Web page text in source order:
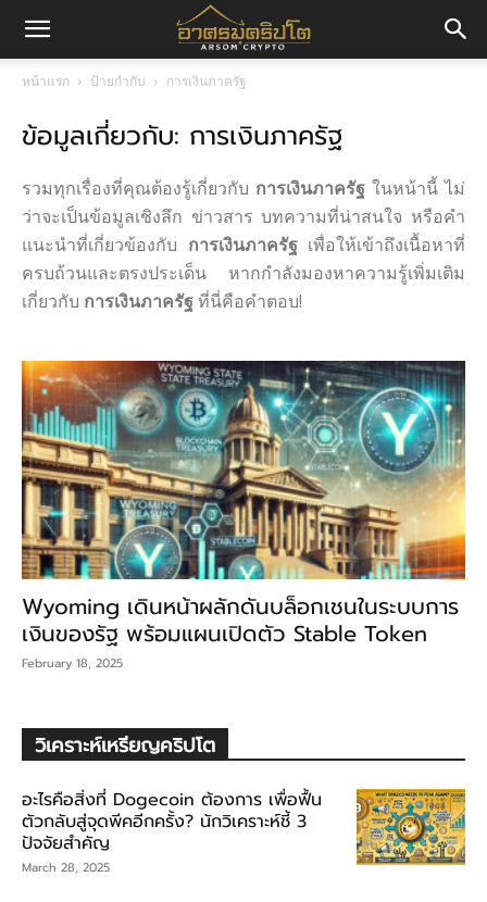
มค
ปโต
หน้าแรก ป้ายกำกับ การเงินภาครัฐ
ข้อมูลเกี่ยวกับ: การเงินภาครัฐ
รวมทุกเรื่องที่คุณต้องรู้เกี่ยวกับ การเงินภาครัฐ ในหน้านี้ ไม่
ว่าจะเป็นข้อมูลเชิงลึก ข่าวสาร บทความที่น่าสนใจ หรือคำ
แนะนำที่เกี่ยวข้องกับ การเงินภาครัฐเพื่อให้เข้าถึงเนื้อหาที่
ครบถ้วนและตรงประเด็น หากกำลังมองหาความรู้เพิ่มเติม
เกี่ยวกับ การเงินภาครัฐที่นี่คือคำตอบ!
Wyoming เดินหน้าผลักดันบล็อกเชนในระบบการ
เงินของรัฐ พร้อมแผนเปิดตัว Stable Token
February 18, 2025
วิเคราะห์เหรียญคริปโต
อะไรคือสิ่งที่ Dogecoin ต้องการ เพื่อฟื้น
ตัวกลับสู่จุดพีคอีกครั้ง? นักวิเคราะห์ชี้ 3
ปัจจัยสำคัญ
March 28, 2025